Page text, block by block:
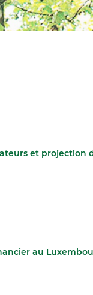
et projection
au